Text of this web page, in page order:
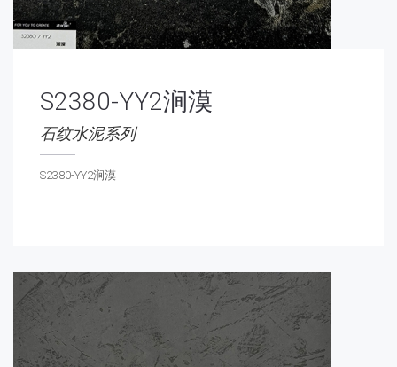
S2380-YY2涧漠
石纹水泥系列
S2380-YY2涧漠